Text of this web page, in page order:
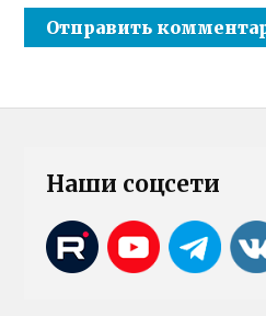
Наши соцсети